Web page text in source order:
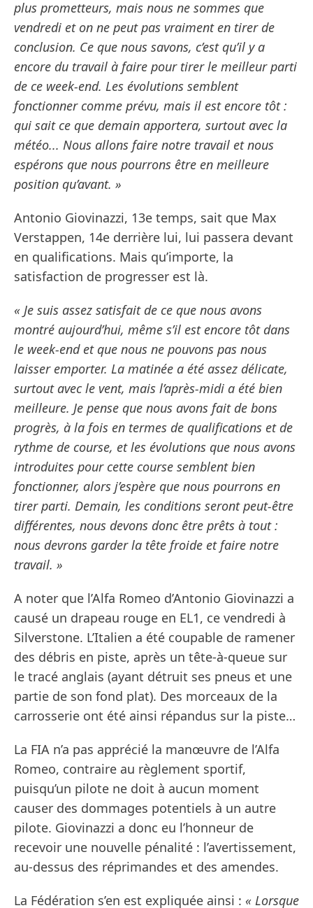
plus prometteurs, mais nous ne sommes que
vendredi et on ne peut pas vraiment en tirer de
conclusion. Ce que nous savons, c’est qu’il y a
encore du travail à faire pour tirer le meilleur parti
de ce week-end. Les évolutions semblent
fonctionner comme prévu, mais il est encore tôt :
qui sait ce que demain apportera, surtout avec la
météo... Nous allons faire notre travail et nous
espérons que nous pourrons être en meilleure
position qu’avant. »
Antonio Giovinazzi, 13e temps, sait que Max
Verstappen, 14e derrière lui, lui passera devant
en qualifications. Mais qu’importe, la
satisfaction de progresser est là.
« Je suis assez satisfait de ce que nous avons
montré aujourd’hui, même s’il est encore tôt dans
le week-end et que nous ne pouvons pas nous
laisser emporter. La matinée a été assez délicate,
surtout avec le vent, mais l’après-midi a été bien
meilleure. Je pense que nous avons fait de bons
progrès, à la fois en termes de qualifications et de
rythme de course, et les évolutions que nous avons
introduites pour cette course semblent bien
fonctionner, alors j’espère que nous pourrons en
tirer parti. Demain, les conditions seront peut-être
différentes, nous devons donc être prêts à tout :
nous devrons garder la tête froide et faire notre
travail. »
A noter que l’Alfa Romeo d’Antonio Giovinazzi a
causé un drapeau rouge en EL1, ce vendredi à
Silverstone. L’Italien a été coupable de ramener
des débris en piste, après un tête-à-queue sur
le tracé anglais (ayant détruit ses pneus et une
partie de son fond plat). Des morceaux de la
carrosserie ont été ainsi répandus sur la piste…
La FIA n’a pas apprécié la manœuvre de l’Alfa
Romeo, contraire au règlement sportif,
puisqu’un pilote ne doit à aucun moment
causer des dommages potentiels à un autre
pilote. Giovinazzi a donc eu l’honneur de
recevoir une nouvelle pénalité : l’avertissement,
au-dessus des réprimandes et des amendes.
La Fédération s’en est expliquée ainsi : « Lorsque